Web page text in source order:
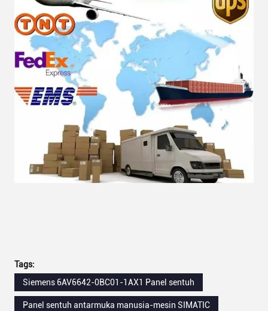
Tags:
Siemens 6AV6642-0BC01-1AX1 Panel sentuh
Panel sentuh antarmuka manusia-mesin SIMATIC